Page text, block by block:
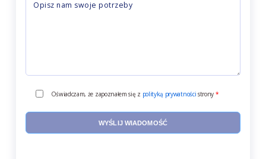
Oświadczam, że zapoznałem się z polityką prywatności strony *